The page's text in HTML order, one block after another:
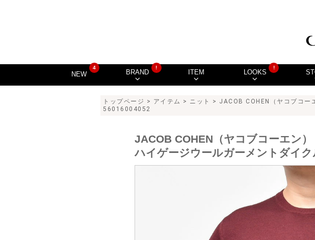
NEW
4
BRAND
!
ITEM LOOKS
!
トップページ > アイテム > ニット
> JACOB COHEN（ヤコブコー
56016004052